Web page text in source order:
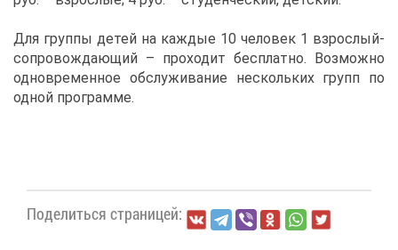
Для груп­пы де­тей на каж­дые 10 че­ло­век 1 взрос­лый-
со­про­вож­да­ю­щий – про­хо­дит бес­плат­но. Воз­мож­но
од­но­вре­мен­ное об­слу­жи­ва­ние несколь­ких групп по
од­ной про­грам­ме.
По­де­лить­ся стра­ни­цей: